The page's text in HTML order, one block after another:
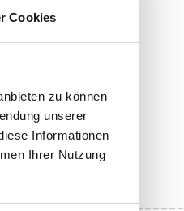
Cookies
zu können
unserer
Informationen
Ihrer Nutzung